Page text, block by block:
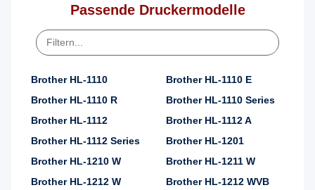
Passende Druckermodelle
Brother HL-1110
Brother HL-1110 E
Brother HL-1110 R
Brother HL-1110 Series
Brother HL-1112
Brother HL-1112 A
Brother HL-1112 Series
Brother HL-1201
Brother HL-1210 W
Brother HL-1211 W
Brother HL-1212 W
Brother HL-1212 WVB